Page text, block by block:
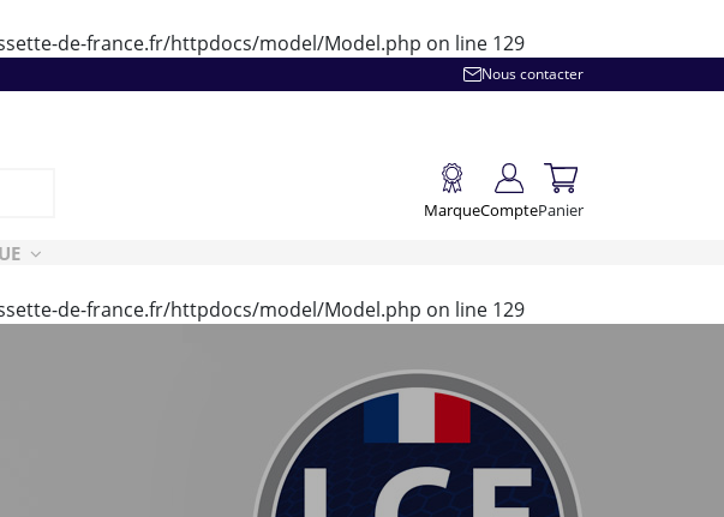
de-france.fr/httpdocs/model/Model.php on line 129
Nous contacter
MarqueComptePanier
de-france.fr/httpdocs/model/Model.php on line 129